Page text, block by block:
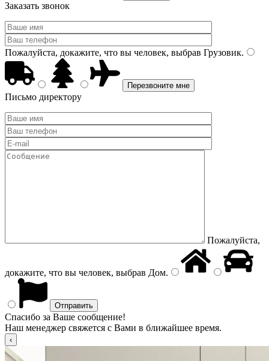
Заказать звонок
Пожалуйста, докажите, что вы человек, выбрав Грузовик.
Письмо директору
Пожалуйста,
докажите, что вы человек, выбрав Дом.
Спасибо за Ваше сообщение!
Наш менеджер свяжется с Вами в ближайшее время.